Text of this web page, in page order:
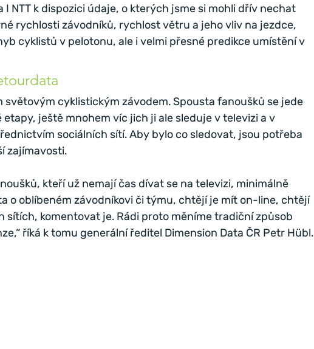
I NTT k dispozici údaje, o kterých jsme si mohli dřív nechat
rychlosti závodníků, rychlost větru a jeho vliv na jezdce,
cyklistů v pelotonu, ale i velmi přesné predikce umístění v
světovým cyklistickým závodem. Spousta fanoušků se jede
ještě mnohem víc jich ji ale sleduje v televizi a v
sociálních sítí. Aby bylo co sledovat, jsou potřeba
zajímavosti.
kteří už nemají čas dívat se na televizi, minimálně
o oblíbeném závodníkovi či týmu, chtějí je mít on-line, chtějí
sítích, komentovat je. Rádi proto měníme tradiční způsob
říká k tomu generální ředitel Dimension Data ČR Petr Hübl.